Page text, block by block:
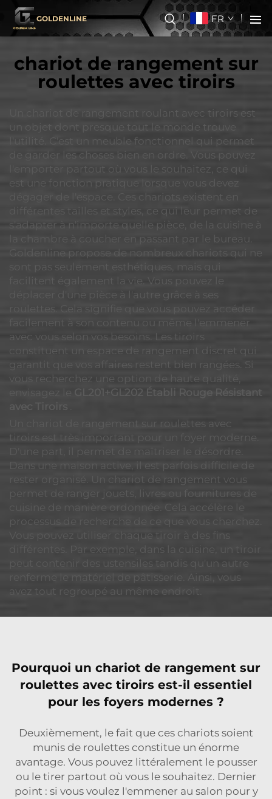
GOLDENLINE FR
chariot de rangement sur
roulettes avec tiroirs
Un chariot de rangement roulant avec tiroirs est
un objet dont presque tout le monde trouve
l'utilité. C'est un meuble fonctionnel qui permet
de garder les choses bien en ordre. Vous pouvez
l'emporter partout où vous le souhaitez, ce qui
est une fonction pratique lorsque vous devez
dégager de l'espace. Ces chariots existent en
différentes tailles et styles, ce qui leur permet de
s'adapter à n'importe quelle pièce, de la cuisine à
la chambre à coucher en passant par le bureau.
Goldenline propose de nombreux chariots qui ne
sont pas seulement esthétiques, mais qui
facilitent également la vie. Vous pouvez le
déplacer d'une pièce à l'autre grâce à ses
roulettes. Cela signifie que vous pouvez accéder
facilement à son contenu ou même l'emmener
avec vous selon vos besoins. Les tiroirs
constituent un espace de rangement discret qui
garantit que vos affaires restent bien rangées. Si
vous recherchez une option de haute qualité,
envisagez le GL201+GL202 Établi Rouge Résistant
avec Tiroirs
Un chariot de rangement sur roulettes avec
tiroirs est très important pour un foyer moderne.
D'une part, il permet de maîtriser le désordre.
Dans une maison active, il est parfois difficile de
rester organisé. Un chariot de rangement vous
permet de ranger jouets, livres ou fournitures de
cuisine de manière ordonnée. Cela accélère le
processus de recherche de ce que vous cherchez.
Vous pouvez utiliser chaque tiroir à des fins
différentes. Par exemple, dans la cuisine, un tiroir
peut contenir des ustensiles tandis qu'un autre
renferme le matériel de pâtisserie. Ainsi, vous
avez tout regroupé au même endroit.
Pourquoi un chariot de rangement sur
roulettes avec tiroirs est-il essentiel
pour les foyers modernes ?
Deuxièmement, le fait que ces chariots soient
munis de roulettes constitue un énorme
avantage. Vous pouvez littéralement le pousser
ou le tirer partout où vous le souhaitez. Dernier
point : si vous voulez l'emmener au salon pour y